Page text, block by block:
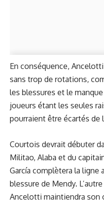
En conséquence,
sans trop de rotations,
les blessures et le
joueurs étant les seules
pourraient être écartés de
Courtois devrait débuter
Militao, Alaba et du
García complètera la ligne
blessure de Mendy.
Ancelotti maintiendra son